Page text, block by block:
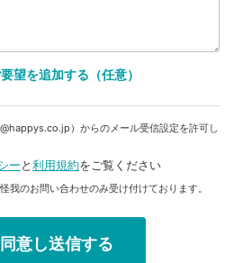
望を追加する（任意）
）からのメール受信設定を許可し
ーと利用規約をご覧ください
我のお問い合わせのみ受け付けております。